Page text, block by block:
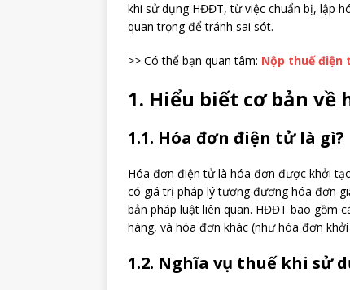
khi sử dụng HĐĐT, từ việc chuẩn bị, lập
quan trọng để tránh sai sót.
>> Có thể bạn quan tâm: Nộp thuế điện
1. Hiểu biết cơ bản
1.1. Hóa đơn điện tử là gì?
Hóa đơn điện tử là hóa đơn được khởi
có giá trị pháp lý tương đương hóa đơn
bản pháp luật liên quan. HĐĐT bao gồm
hàng, và hóa đơn khác (như hóa đơn
1.2. Nghĩa vụ thuế khi sử